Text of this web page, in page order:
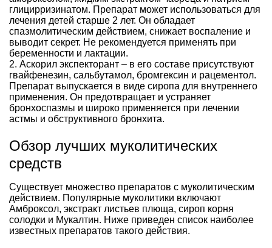
глицирризинатом. Препарат может использоваться для
лечения детей старше 2 лет. Он обладает
спазмолитическим действием, снижает воспаление и
выводит секрет. Не рекомендуется применять при
беременности и лактации.
2. Аскорил экспекторант – в его составе присутствуют
гвайфенезин, сальбутамол, бромгексин и рацементол.
Препарат выпускается в виде сиропа для внутреннего
применения. Он предотвращает и устраняет
бронхоспазмы и широко применяется при лечении
астмы и обструктивного бронхита.
Обзор лучших муколитических
средств
Существует множество препаратов с муколитическим
действием. Популярные муколитики включают
Амброксол, экстракт листьев плюща, сироп корня
солодки и Мукалтин. Ниже приведен список наиболее
известных препаратов такого действия.